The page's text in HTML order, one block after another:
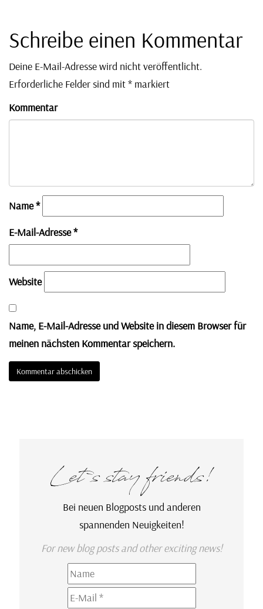
Schreibe einen Kommentar
Deine E-Mail-Adresse wird nicht veröffentlicht.
Erforderliche Felder sind mit* markiert
Kommentar
Name*
E-Mail-Adresse*
Website
Name, E-Mail-Adresse und Website in diesem Browser für
meinen nächsten Kommentar speichern.
Let`s stay friends!
Bei neuen Blogposts und anderen
spannenden Neuigkeiten!
For new blog posts and other exciting news!